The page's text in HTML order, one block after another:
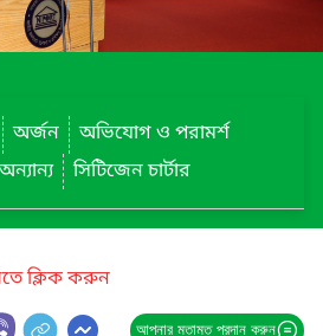
অর্জন
অভিযোগ ও পরামর্শ
অন্যান্য সিটিজেন চার্টার
ক্লিক করুন
আপনার মতামত প্রদান করুন